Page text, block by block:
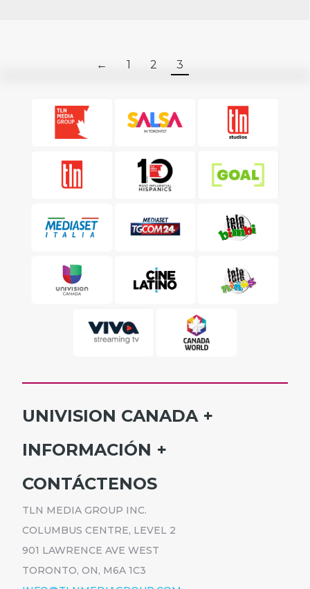
← 1 2 3
UNIVISION CANADA
INICIO
PROGRAMAS
INFORMACIÓN
SUSCRÍBETE
CARRERAS
POLÍTICA DE PRIVACIDAD
ACCESIBILIDAD
CONTÁCTENOS
TLN MEDIA GROUP INC.
COLUMBUS CENTRE, LEVEL 2
901 LAWRENCE AVE WEST
TORONTO, ON, M6A 1C3